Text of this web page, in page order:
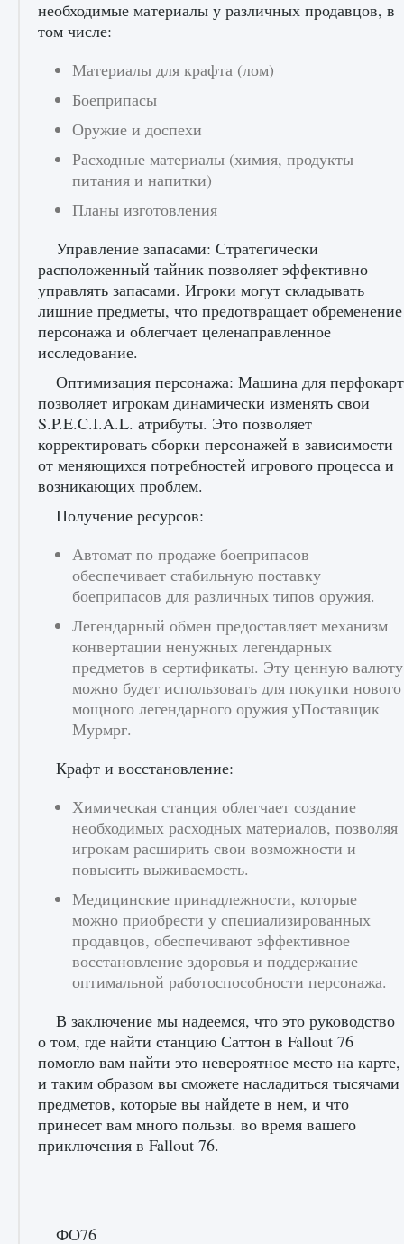
необходимые материалы у различных продавцов, в
том числе:
Материалы для крафта (лом)
Боеприпасы
Оружие и доспехи
Расходные материалы (химия, продукты
питания и напитки)
Планы изготовления
Управление запасами: Стратегически
расположенный тайник позволяет эффективно
управлять запасами. Игроки могут складывать
лишние предметы, что предотвращает обременение
персонажа и облегчает целенаправленное
исследование.
Оптимизация персонажа: Машина для перфокарт
позволяет игрокам динамически изменять свои
S.P.E.C.I.A.L. атрибуты. Это позволяет
корректировать сборки персонажей в зависимости
от меняющихся потребностей игрового процесса и
возникающих проблем.
Получение ресурсов:
Автомат по продаже боеприпасов
обеспечивает стабильную поставку
боеприпасов для различных типов оружия.
Легендарный обмен предоставляет механизм
конвертации ненужных легендарных
предметов в сертификаты. Эту ценную валюту
можно будет использовать для покупки нового
мощного легендарного оружия уПоставщик
Мурмрг.
Крафт и восстановление:
Химическая станция облегчает создание
необходимых расходных материалов, позволяя
игрокам расширить свои возможности и
повысить выживаемость.
Медицинские принадлежности, которые
можно приобрести у специализированных
продавцов, обеспечивают эффективное
восстановление здоровья и поддержание
оптимальной работоспособности персонажа.
В заключение мы надеемся, что это руководство
о том, где найти станцию ​​Саттон в Fallout 76
помогло вам найти это невероятное место на карте,
и таким образом вы сможете насладиться тысячами
предметов, которые вы найдете в нем, и что
принесет вам много пользы. во время вашего
приключения в Fallout 76.
ФО76